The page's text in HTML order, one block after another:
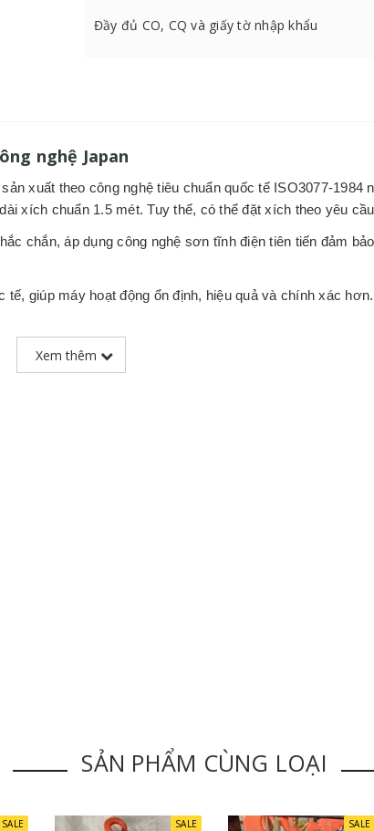
Đầy đủ CO, CQ và giấy tờ nhập khẩu
nghệ Japan
xuất theo công nghệ tiêu chuẩn quốc tế ISO3077-1984
xích chuẩn 1.5 mét. Tuy thế, có thể đặt xích theo yêu
chắn, áp dụngcông nghệ sơn tĩnh điện tiên tiến đảm
giúp máy hoạt động ổn định, hiệu quả và chính xác hơn.
Xem thêm
SẢN PHẨM CÙNG LOẠI
SALE SALE SALE